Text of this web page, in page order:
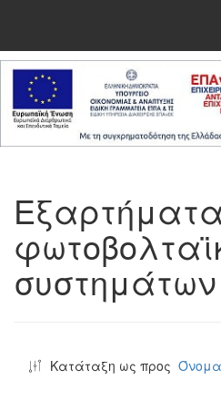
Εξαρτήματα
συστημάτων
Κατάταξη ως προς Όνομα